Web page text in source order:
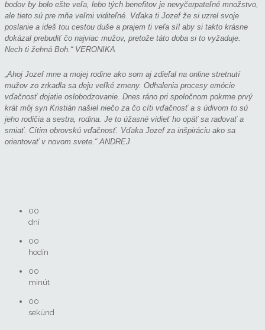
bodov by bolo ešte veľa, lebo tých benefitov je nevyčerpateľné množstvo,
ale tieto sú pre mňa veľmi viditeľné. Vďaka ti Jozef že si uzrel svoje
poslanie a ideš tou cestou duše a prajem ti veľa síl aby si takto krásne
dokázal prebudiť čo najviac mužov, pretože táto doba si to vyžaduje.
Nech ti žehná Boh.“ VERONIKA
„Ahoj Jozef mne a mojej rodine ako som aj zdieľal na online stretnutí
mužov zo zrkadla sa deju veľké zmeny. Odhalenia procesy emócie
vďačnosť dojatie oslobodzovanie. Dnes ráno pri spoločnom pokrme prvý
krát môj syn Kristián našiel niečo za čo cíti vďačnosť a s údivom to sú
jeho rodičia a sestra, rodina. Je to úžasné vidieť ho opäť sa radovať a
smiať. Cítim obrovskú vďačnosť. Vďaka Jozef za inšpiráciu ako sa
orientovať v novom svete.“ ANDREJ
00
dní
00
hodín
00
minút
00
sekúnd